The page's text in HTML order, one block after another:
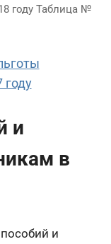
году Таблица №
и
в
и